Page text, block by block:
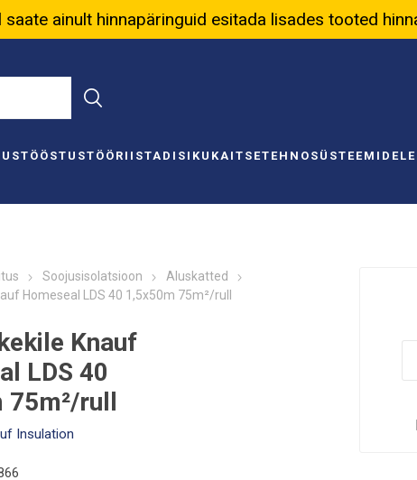
saate ainult hinnapäringuid esitada lisades tooted
TÖÖSTUSTÖÖRIISTAD ISIKUKAITSETEHNOSÜSTEEMID
Soojusisolatsioon
Aluskatted
Homeseal LDS 40 1,5x50m 75m²/rull
Knauf
LDS 40
75m²/rull
Insulation